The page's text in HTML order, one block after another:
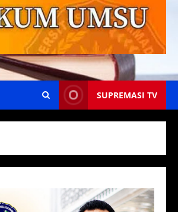
SUPREMASI TV